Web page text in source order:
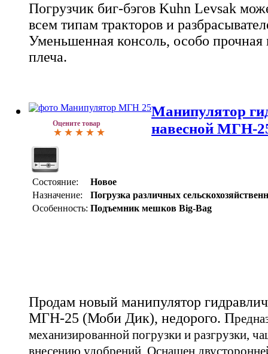
Погрузчик биг-бэгов Kuhn Levsak
всем типам тракторов и
Уменьшенная консоль, особо прочная
плеча.
Оцените товар
Манипулятор
навесной МГН-
Состояние:
Новое
Назначение:
Погрузка различных
Особенность: Подъемник мешков Big-Bag
Продам новый манипулятор
МГН-25 (Моби Дик), недорого. П
механизированной погрузки и разгрузки,
внесению удобрений. Оснащен